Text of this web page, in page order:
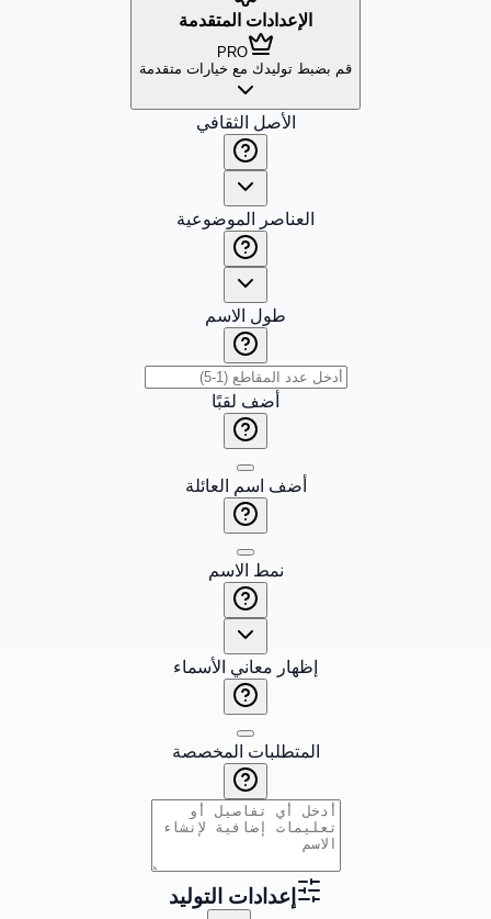
الإعدادات المتقدمة
PRO
قم بضبط توليدك مع خيارات متقدمة
الأصل الثقافي
العناصر الموضوعية
طول الاسم
أضف لقبًا
أضف اسم العائلة
نمط الاسم
إظهار معاني الأسماء
المتطلبات المخصصة
إعدادات التوليد